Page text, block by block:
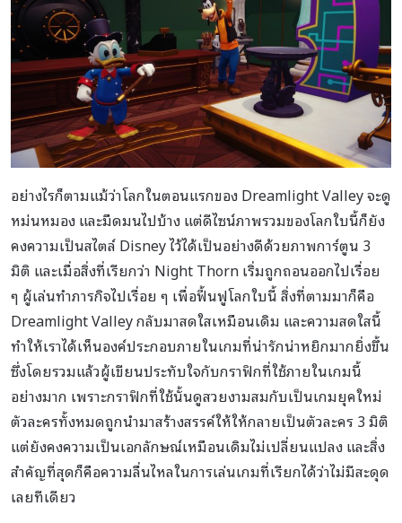
อย่างไรก็ตามแม้ว่าโลกในตอนแรกของ Dreamlight Valley จะดู
หม่นหมอง และมืดมนไปบ้าง แต่ดีไซน์ภาพรวมของโลกใบนี้ก็ยัง
คงความเป็นสไตล์ Disney ไว้ได้เป็นอย่างดีด้วยภาพการ์ตูน 3
มิติ และเมื่อสิ่งที่เรียกว่า Night Thorn เริ่มถูกถอนออกไปเรื่อย
ๆ ผู้เล่นทำภารกิจไปเรื่อย ๆ เพื่อฟื้นฟูโลกใบนี้ สิ่งที่ตามมาก็คือ
Dreamlight Valley กลับมาสดใสเหมือนเดิม และความสดใสนี้
ทำให้เราได้เห็นองค์ประกอบภายในเกมที่น่ารักน่าหยิกมากยิ่งขึ้น
ซึ่งโดยรวมแล้วผู้เขียนประทับใจกับกราฟิกที่ใช้ภายในเกมนี้
อย่างมาก เพราะกราฟิกที่ใช้นั้นดูสวยงามสมกับเป็นเกมยุคใหม่
ตัวละครทั้งหมดถูกนำมาสร้างสรรค์ให้ให้กลายเป็นตัวละคร 3 มิติ
แต่ยังคงความเป็นเอกลักษณ์เหมือนเดิมไม่เปลี่ยนแปลง และสิ่ง
สำคัญที่สุดก็คือความลื่นไหลในการเล่นเกมที่เรียกได้ว่าไม่มีสะดุด
เลยทีเดียว